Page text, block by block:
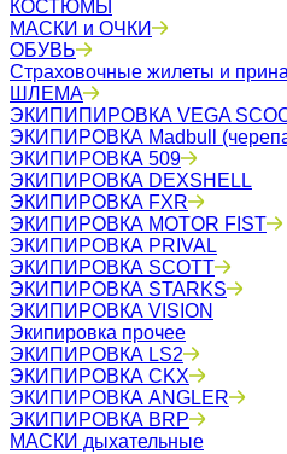
КОСТЮМЫ
МАСКИ и ОЧКИ
ОБУВЬ
Страховочные жилеты и
ШЛЕМА
ЭКИПИПИРОВКА VEGA
ЭКИПИРОВКА Madbull
ЭКИПИРОВКА 509
ЭКИПИРОВКА DEXSHELL
ЭКИПИРОВКА FXR
ЭКИПИРОВКА MOTOR FIST
ЭКИПИРОВКА PRIVAL
ЭКИПИРОВКА SCOTT
ЭКИПИРОВКА STARKS
ЭКИПИРОВКА VISION
Экипировка прочее
ЭКИПИРОВКА LS2
ЭКИПИРОВКА CKX
ЭКИПИРОВКА ANGLER
ЭКИПИРОВКА BRP
МАСКИ дыхательные